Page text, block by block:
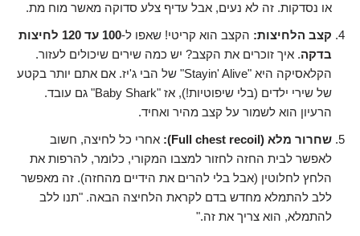
או נסדקות. זה לא נעים, אבל עדיף צלע סדוקה מאשר מוח מת.
קצב הלחיצות: הקצב הוא קריטי! שאפו ל-
100 עד 120 לחיצות
בדקה. איך זוכרים את הקצב? יש כמה שירים שיכולים לעזור.
הקלאסיקה היא "Stayin' Alive" של הבי ג'יז. אם אתם יותר בקטע
של שירי ילדים (בלי שיפוטיות!), אז "Baby Shark" גם עובד.
הרעיון הוא לשמור על קצב מהיר ואחיד.
שחרור מלא (Full chest recoil):
אחרי כל לחיצה, חשוב
לאפשר לבית החזה לחזור למצבו המקורי, כלומר, להרפות את
הלחץ לחלוטין (אבל בלי להרים את הידיים מהחזה). זה מאפשר
ללב להתמלא מחדש בדם לקראת הלחיצה הבאה. "תנו ללב
להתמלא, הוא צריך את זה."